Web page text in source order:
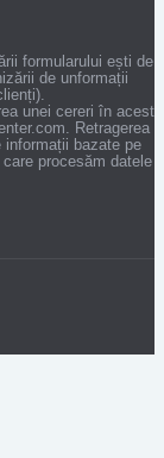
formularului ești de
de unformații
unei cereri în acest
Retragerea
bazate pe
procesăm datele